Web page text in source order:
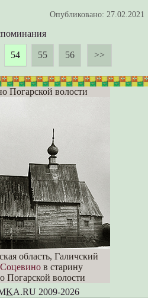
Опубликовано: 27.02.2021
54 55 56 >>
Погарской волости
область, Галичский
в старину
Погарской волости
KA.RU 2009-2026